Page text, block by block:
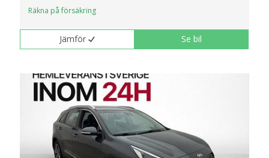
Räkna på försäkring
Jämför Se bil